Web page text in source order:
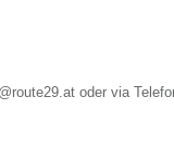
oder via